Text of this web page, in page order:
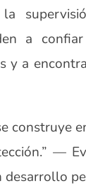
la
a
y a
construye
—
desarrollo